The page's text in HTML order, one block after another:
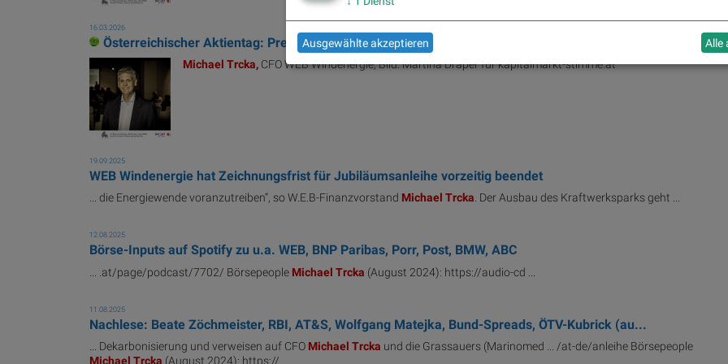
16.03.2026
Österreichischer Aktientag: Presenter und Veranstalter
Michael Trcka,CFO WEB Windenergie, Bild: Martina Draper für kapitalmarkt-stimme.at
19.09.2025
WEB Windenergie hat Zeichnungsfrist für Jubiläumsanleihe vorzeitig beendet
... die Energiewende voranzutreiben“, so W.E.B-Finanzvorstand Michael Trcka. Der Ausbau des Kraftwerksparks geht ...
12.08.2025
Börse-Inputs auf Spotify zu u.a. WEB, BNP Paribas, Porr, Post, BMW, ABC
... .at/page/podcast/7702/ Börsepeople Michael Trcka (August 2024): https://audio-cd ...
11.08.2025
Nachlese: Beate Zöchmeister, RBI, AT&S, Wolfgang Matejka, Bund-Spreads, ÖTV-Kubrick (au...
... Dekarbonisierung und verweisen auf CFO Michael Trcka und die Grassauers (Marinomed ... /at-de/anleihe Börsepeople
Ausgewählte akzeptieren Alle